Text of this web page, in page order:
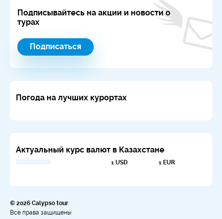
Подписывайтесь на акции и новости о
турах
Подписаться
Погода на лучших курортах
Актуальный курс валют в Казахстане
1 USD 1 EUR
© 2026 Calypso tour
Все права защищены